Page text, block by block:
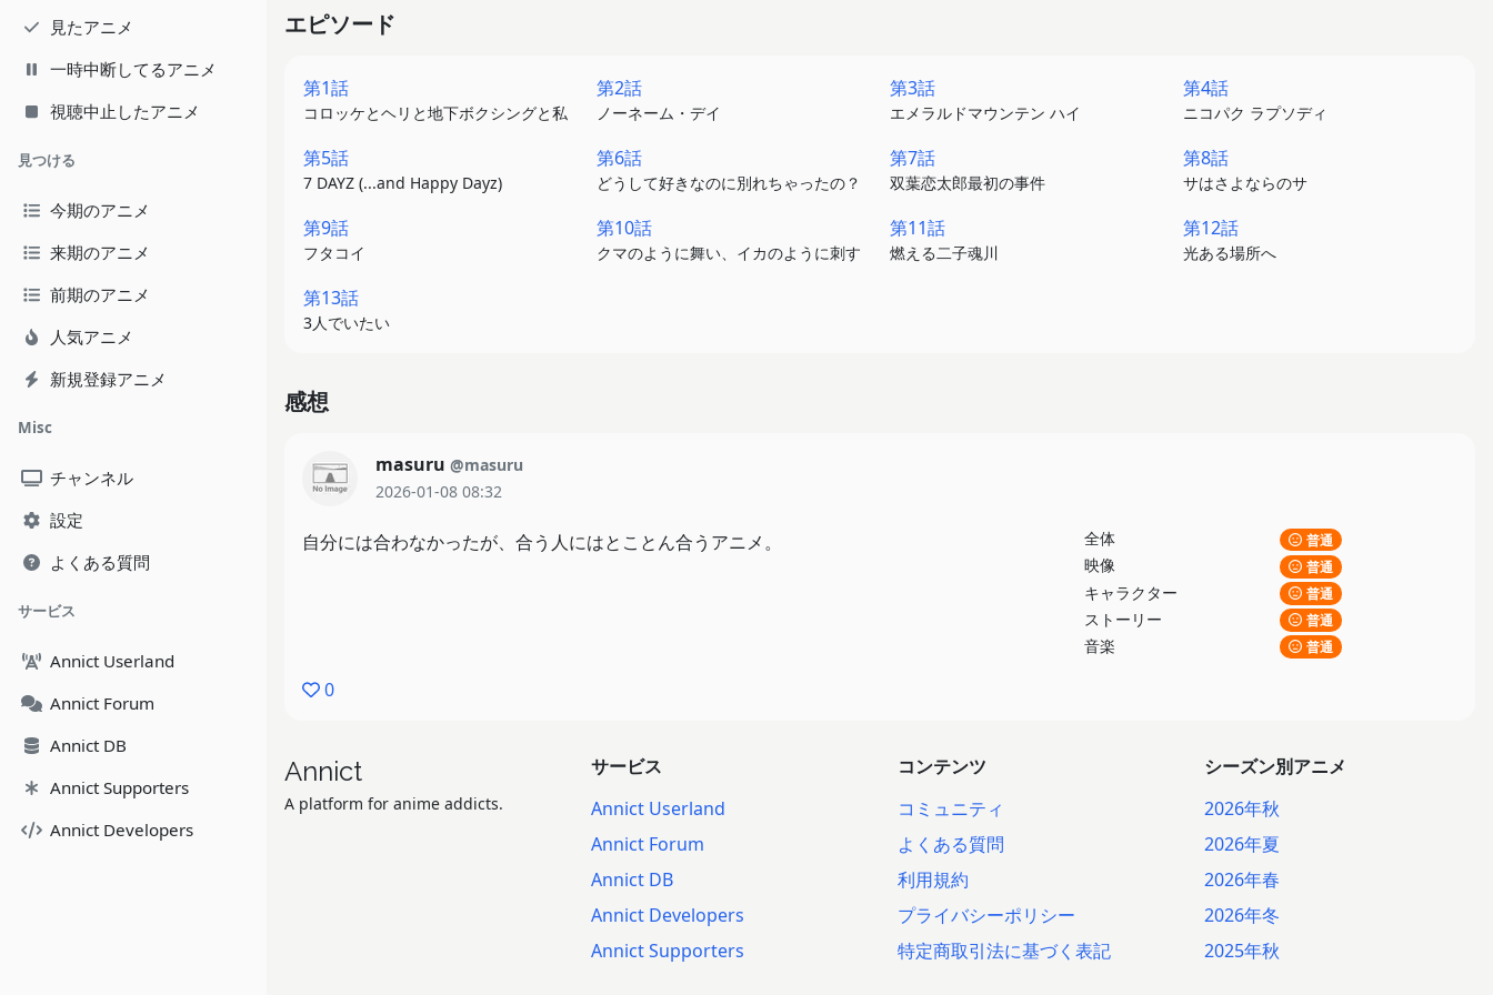
見たアニメ
一時中断してるアニメ
視聴中止したアニメ
見つける
今期のアニメ
来期のアニメ
前期のアニメ
人気アニメ
新規登録アニメ
Misc
チャンネル
設定
よくある質問
サービス
Annict Userland
Annict Forum
Annict DB
Annict Supporters
Annict Developers
エピソード
第1話
コロッケとヘリと地下ボクシングと私
第2話
ノーネーム・デイ
第3話
エメラルドマウンテン ハイ
第4話
ニコパク ラプソディ
第5話
7 DAYZ (...and Happy Dayz)
第6話
どうして好きなのに別れちゃったの？
第7話
双葉恋太郎最初の事件
第8話
サはさよならのサ
第9話
フタコイ
第10話
クマのように舞い、イカのように刺す
第11話
燃える二子魂川
第12話
光ある場所へ
第13話
3人でいたい
感想
masuru @masuru
2026-01-08 08:32
全体 普通
映像 普通
キャラクター 普通
ストーリー 普通
音楽 普通
自分には合わなかったが、合う人にはとことん合うアニメ。
0
Annict
A platform for anime addicts.
サービス
Annict Userland
Annict Forum
Annict DB
Annict Developers
Annict Supporters
コンテンツ
コミュニティ
よくある質問
利用規約
プライバシーポリシー
特定商取引法に基づく表記
シーズン別アニメ
2026年秋
2026年夏
2026年春
2026年冬
2025年秋